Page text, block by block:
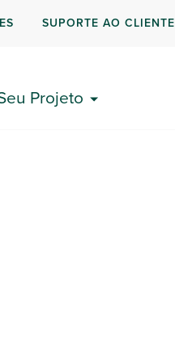
SUPORTE AO CLIENTE
Projeto